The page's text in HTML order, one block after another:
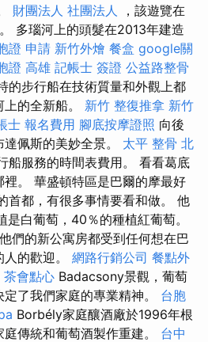
財團法人 社團法人 ，該遊覽在
多瑙河上的頭髮在2013年建造
證 申請 新竹外燴 餐盒 google關
證 高雄 記帳士 簽證 公益路整骨
的步行船在技術質量和外觀上都
的全新船。 新竹 整復推拿 新竹
士 報名費用 腳底按摩證照 向後
佩斯的美妙全景。 太平 整骨 北
船服務的時間表費用。 看看葛底
。 華盛頓特區是巴爾的摩最好
首都，有很多事情要看和做。 他
白葡萄，40％的種植紅葡萄。
們的新公寓房都受到任何想在巴
的歡迎。 網路行銷公司 餐點外
茶會點心 Badacsony景觀，葡萄
了我們家庭的專業精神。 台胞
Borbély家庭釀酒廠於1996年根
傳統和葡萄酒製作重建。 台中